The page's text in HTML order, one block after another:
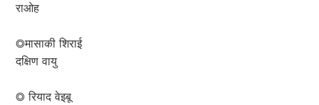
राओह
◎मासाकी शिराई
दक्षिण वायु
◎ रियाद वेइबू